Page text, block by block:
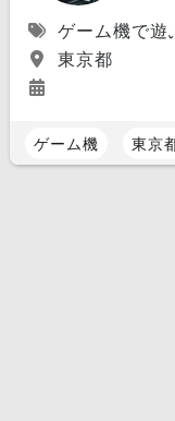
ゲーム機で遊
東京都
ゲーム機 東京